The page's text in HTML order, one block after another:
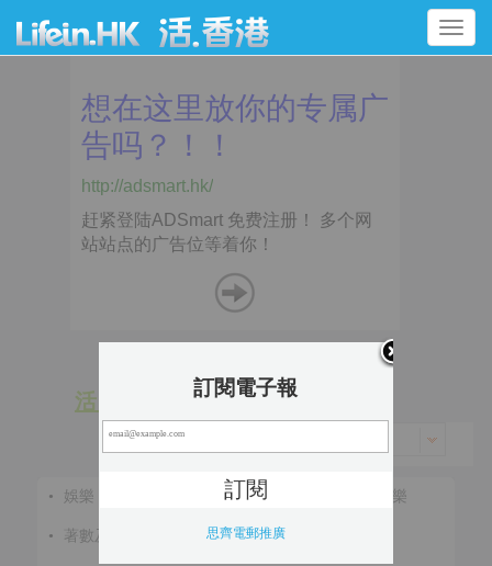
Toggle
navigation
活 動
• 娛樂 • 節慶 音樂
• 著數及優惠 • 體育 •
訂閱電子報
思齊電郵推廣